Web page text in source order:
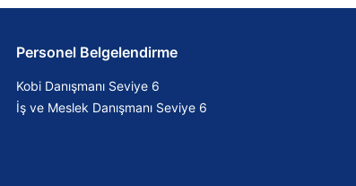
Personel Belgelendirme
Kobi Danışmanı Seviye 6
İş ve Meslek Danışmanı Seviye 6